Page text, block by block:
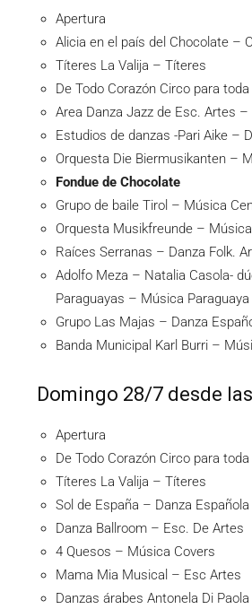
Apertura
Alicia en el país del Chocolate –
Títeres La Valija – Títeres
De Todo Corazón Circo para
Area Danza Jazz de Esc. Artes –
Estudios de danzas -Pari Aike –
Orquesta Die Biermusikanten –
Fondue de Chocolate
Grupo de baile Tirol – Música
Orquesta Musikfreunde –
Raíces Serranas – Danza Folk.
Adolfo Meza – Natalia Casola-
Paraguayas – Música Paraguaya
Grupo Las Majas – Danza
Banda Municipal Karl Burri –
Domingo 28/7 desde
Apertura
De Todo Corazón Circo para
Títeres La Valija – Títeres
Sol de España – Danza Española
Danza Ballroom – Esc. De Artes
4 Quesos – Música Covers
Mama Mia Musical – Esc Artes
Danzas árabes Antonela Di